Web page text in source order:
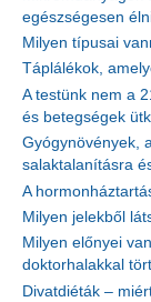
egészségesen
Milyen típusai
Táplálékok,
A testünk nem a
és betegségek
Gyógynövények,
salaktalanításra
A
Milyen jelekből
Milyen előnyei
doktorhalakkal
Divatdiéták –